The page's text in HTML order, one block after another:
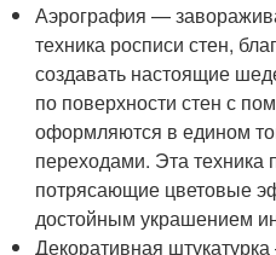
Аэрография —
техника росписи стен,
создавать настоящие
по поверхности стен с
оформляются в едином
переходами. Эта техника
потрясающие цветовые
достойным украшением
Декоративная